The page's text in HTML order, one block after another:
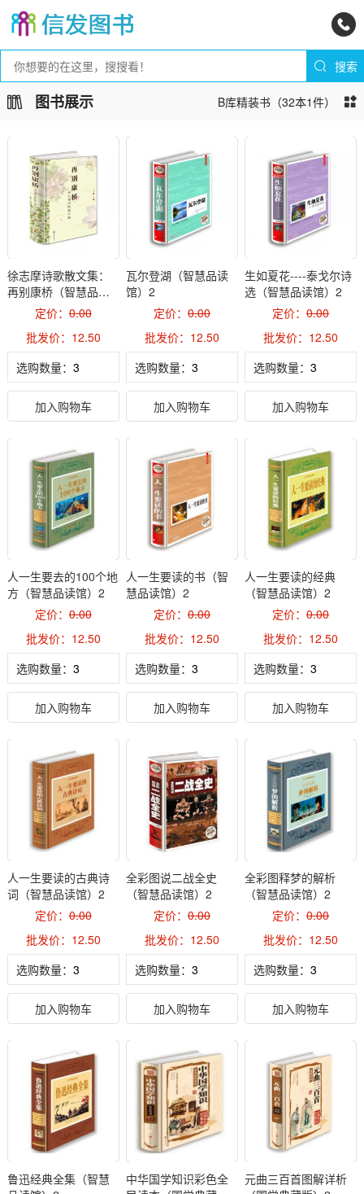
图书展示 B库精装书（32本1件）
徐志摩诗歌散文集：
再别康桥（智慧品读
馆）2定价：0.00
批发价：12.50
选购数量：
加入购物车
瓦尔登湖（智慧品读
馆）2
定价： 0.00
批发价：12.50
选购数量：
加入购物车
生如夏花----泰戈尔诗
选（智慧品读馆）2
定价：0.00
批发价：12.50
选购数量：
加入购物车
人一生要去的100个地
方（智慧品读馆）2
定价：0.00
批发价：12.50
选购数量：
加入购物车
人一生要读的书（智
慧品读馆）2
定价： 0.00
批发价：12.50
选购数量：
加入购物车
人一生要读的经典
（智慧品读馆）2
定价：0.00
批发价：12.50
选购数量：
加入购物车
人一生要读的古典诗
词（智慧品读馆）2
定价：0.00
批发价：12.50
选购数量：
加入购物车
全彩图说二战全史
（智慧品读馆）2
定价： 0.00
批发价：12.50
选购数量：
加入购物车
全彩图释梦的解析
（智慧品读馆）2
定价：0.00
批发价：12.50
选购数量：
加入购物车
鲁迅经典全集（智慧
中华国学知识彩色全
元曲三百首图解详析